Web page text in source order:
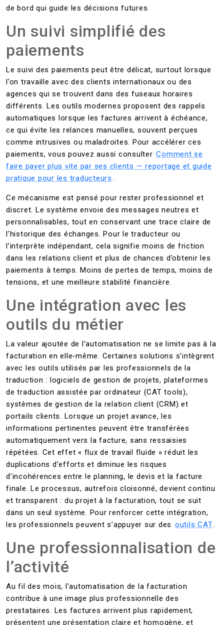
de bord qui guide les décisions futures.
Un suivi simplifié des
paiements
Le suivi des paiements peut être délicat, surtout lorsque
l’on travaille avec des clients internationaux ou des
agences qui se trouvent dans des fuseaux horaires
différents. Les outils modernes proposent des rappels
automatiques lorsque les factures arrivent à échéance,
ce qui évite les relances manuelles, souvent perçues
comme intrusives ou maladroites. Pour accélérer ces
paiements, vous pouvez aussi consulter Comment se
faire payer plus vite par ses clients — reportage et guide
pratique pour les traducteurs .
Ce mécanisme est pensé pour rester professionnel et
discret. Le système envoie des messages neutres et
personnalisables, tout en conservant une trace claire de
l’historique des échanges. Pour le traducteur ou
l’interprète indépendant, cela signifie moins de friction
dans les relations client et plus de chances d’obtenir les
paiements à temps. Moins de pertes de temps, moins de
tensions, et une meilleure stabilité financière.
Une intégration avec les
outils du métier
La valeur ajoutée de l’automatisation ne se limite pas à la
facturation en elle‑même. Certaines solutions s’intègrent
avec les outils utilisés par les professionnels de la
traduction : logiciels de gestion de projets, plateformes
de traduction assistée par ordinateur (CAT tools),
systèmes de gestion de la relation client (CRM) et
portails clients. Lorsque un projet avance, les
informations pertinentes peuvent être transférées
automatiquement vers la facture, sans ressaisies
répétées. Cet effet « flux de travail fluide » réduit les
duplications d’efforts et diminue les risques
d’incohérences entre le planning, le devis et la facture
finale. Le processus, autrefois cloisonné, devient continu
et transparent : du projet à la facturation, tout se suit
dans un seul système. Pour renforcer cette intégration,
les professionnels peuvent s’appuyer sur des outils CAT.
Une professionnalisation de
l’activité
Au fil des mois, l’automatisation de la facturation
contribue à une image plus professionnelle des
prestataires. Les factures arrivent plus rapidement,
présentent une présentation claire et homogène, et